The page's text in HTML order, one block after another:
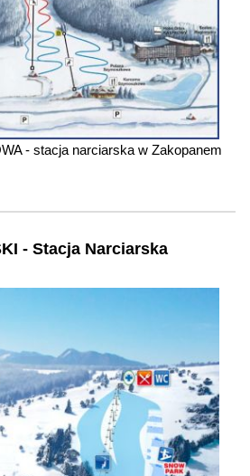
- stacja narciarska w Zakopanem
- Stacja Narciarska